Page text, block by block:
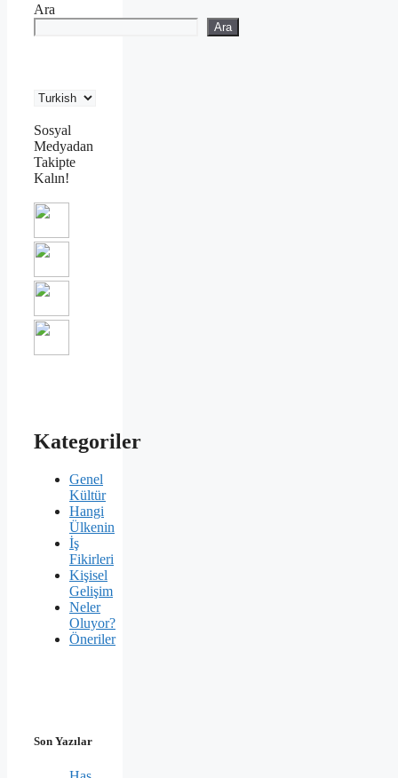
Ara
Ara
Sosyal
Medyadan
Takipte
Kalın!
Kategoriler
Genel
Kültür
Hangi
Ülkenin
İş
Fikirleri
Kişisel
Gelişim
Neler
Oluyor?
Öneriler
Son Yazılar